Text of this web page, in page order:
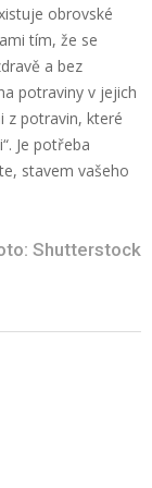
obrovské
tím, že se
a bez
potraviny v jejich
z potravin, které
Je potřeba
stavem vašeho
Shutterstock